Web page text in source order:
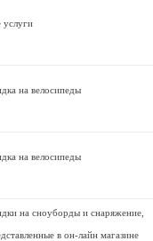
услуги
на велосипеды
на велосипеды
на сноуборды и снаряжение,
в он-лайн магазине